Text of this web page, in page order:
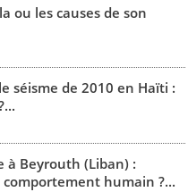
ou les causes de son
séisme de 2010 en Haïti :
à Beyrouth (Liban) :
humain ?...